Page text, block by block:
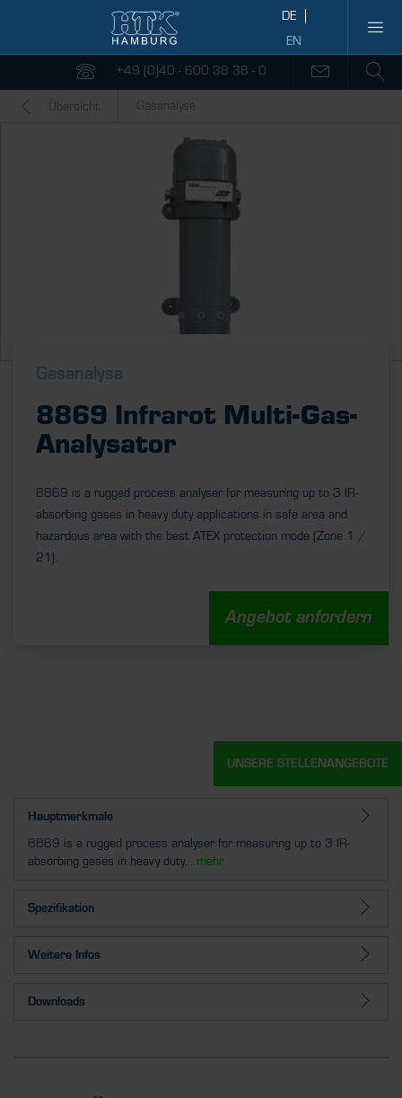
+49 (0)40 - 600 38 38 - 0
Übersicht Gasanalyse
Gasanalyse
8869 Infrarot Multi-Gas-
Analysator
8869 is a rugged process analyser for measuring up to 3 IR-
absorbing gases in heavy duty applications in safe area and
hazardous area with the best ATEX protection mode (Zone 1 /
21).
Angebot anfordern
Hauptmerkmale
8869 is a rugged process analyser for measuring up to 3 IR-
absorbing gases in heavy duty... mehr
Spezifikation
Weitere Infos
Downloads
UNSERE STELLENANGEBOTE